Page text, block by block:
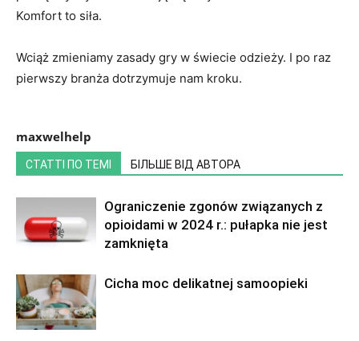
Komfort to siła.
Wciąż zmieniamy zasady gry w świecie odzieży. I po raz
pierwszy branża dotrzymuje nam kroku.
maxwelhelp
СТАТТІ ПО ТЕМІ БІЛЬШЕ ВІД АВТОРА
Ograniczenie zgonów związanych z
opioidami w 2024 r.: pułapka nie jest
zamknięta
Cicha moc delikatnej samoopieki